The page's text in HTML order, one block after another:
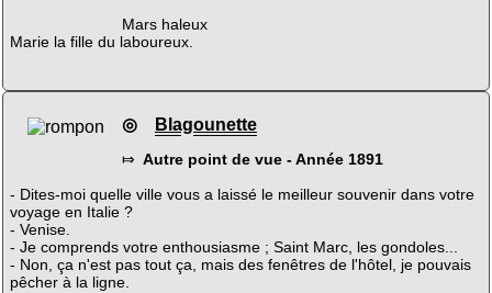
Mars haleux
Marie la fille du laboureux.
◎ Blagounette
⤇ Autre point de vue - Année 1891
- Dites-moi quelle ville vous a laissé le meilleur souvenir dans votre
voyage en Italie ?
- Venise.
- Je comprends votre enthousiasme ; Saint Marc, les gondoles...
- Non, ça n'est pas tout ça, mais des fenêtres de l'hôtel, je pouvais
pêcher à la ligne.